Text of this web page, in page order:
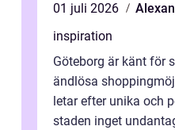
01 juli 2026
inspiration
Göteborg är känt för
ändlösa
letar efter unika och
staden inget